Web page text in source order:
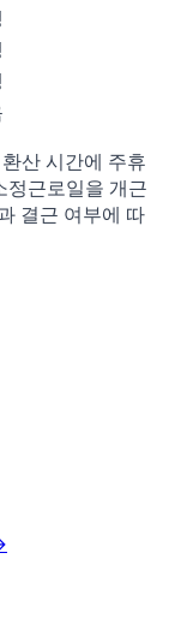
산 시간에 주휴
근로일을 개근
결근 여부에 따